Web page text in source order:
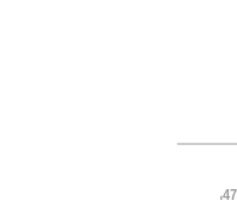
[دوره 13، شماره 47،